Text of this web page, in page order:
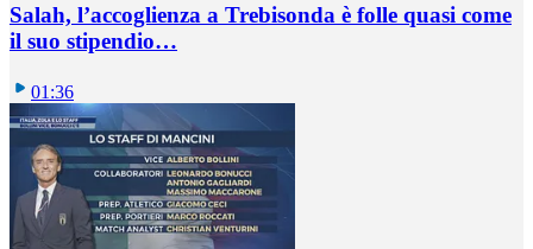
Salah, l’accoglienza a Trebisonda è folle quasi come
il suo stipendio…
01:36